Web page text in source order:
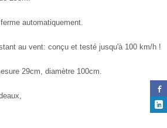
automatiquement.
au vent: conçu et testé jusqu'à 100 km/h !
29cm, diamètre 100cm.